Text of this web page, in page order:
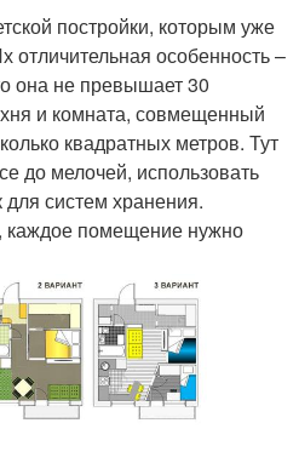
постройки, которым уже
отличительная особенность –
она не превышает 30
и комната, совмещенный
квадратных метров. Тут
до мелочей, использовать
систем хранения.
каждое помещение нужно